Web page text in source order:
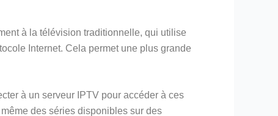
à la télévision traditionnelle, qui utilise
Internet. Cela permet une plus grande
à un serveur IPTV pour accéder à ces
des séries disponibles sur des